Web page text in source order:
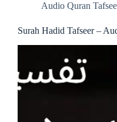
Audio Quran
Surah Hadid Tafseer –